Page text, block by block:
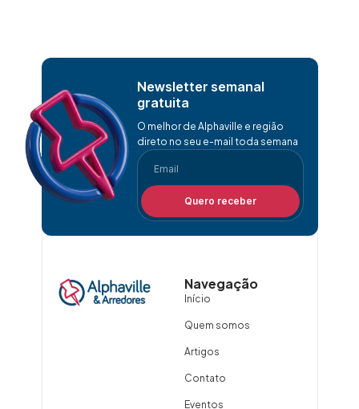
Newsletter semanal
gratuita
O melhor de Alphaville e região
direto no seu e-mail toda semana
Quero receber
Navegação
Início
Quem somos
Artigos
Contato
Eventos